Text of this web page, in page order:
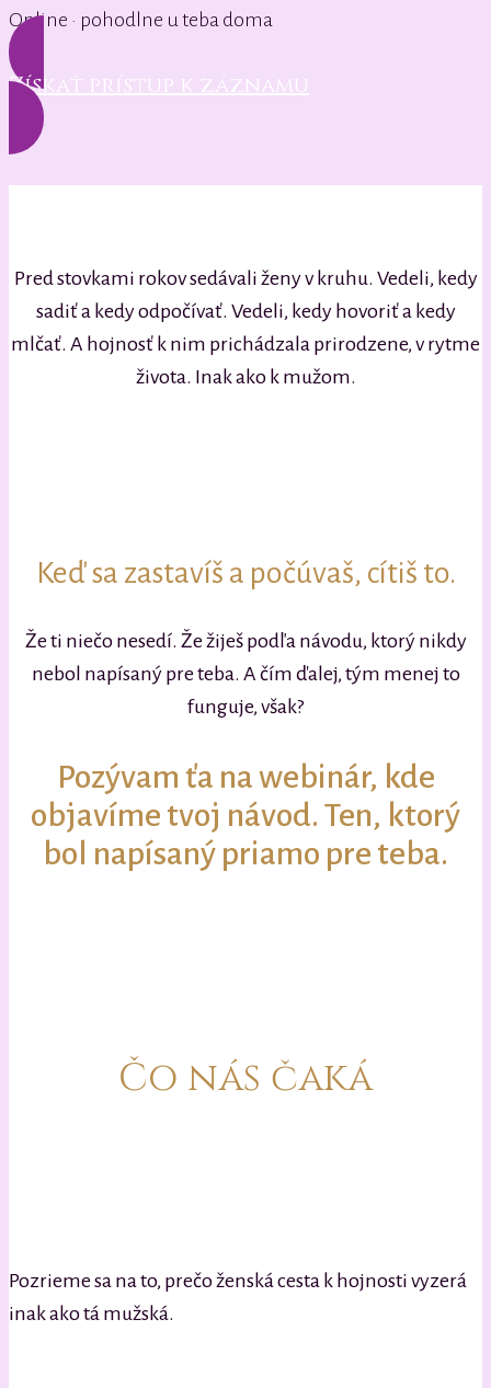
Online · pohodlne u teba doma
Získať prístup k záznamu
Pred stovkami rokov sedávali ženy v kruhu. Vedeli, kedy
sadiť a kedy odpočívať. Vedeli, kedy hovoriť a kedy
mlčať. A hojnosť k nim prichádzala prirodzene, v rytme
života. Inak ako k mužom.
Keď sa zastavíš a počúvaš, cítiš to.
Že ti niečo nesedí. Že žiješ podľa návodu, ktorý nikdy
nebol napísaný pre teba. A čím ďalej, tým menej to
funguje, však?
Pozývam ťa na webinár, kde
objavíme tvoj návod. Ten, ktorý
bol napísaný priamo pre teba.
Čo nás čaká
Pozrieme sa na to, prečo ženská cesta k hojnosti vyzerá
inak ako tá mužská.